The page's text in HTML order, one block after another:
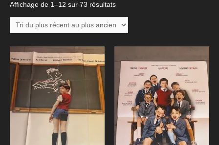
Affichage de 1–12 sur 73 résultats